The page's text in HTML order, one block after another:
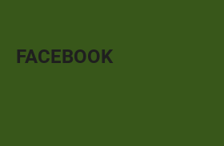
FACEBOOK